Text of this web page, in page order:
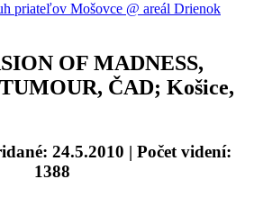
priateľov Mošovce @ areál Drienok
OF MADNESS,
ČAD; Košice,
24.5.2010 | Počet videní:
1388